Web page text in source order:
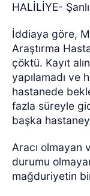
HALİLİYE-
İddiaya göre,
Araştırma
çöktü. Kayıt
yapılamadı ve
hastanede
fazla süreyle
başka
Aracı olmayan
durumu
mağduriyetin